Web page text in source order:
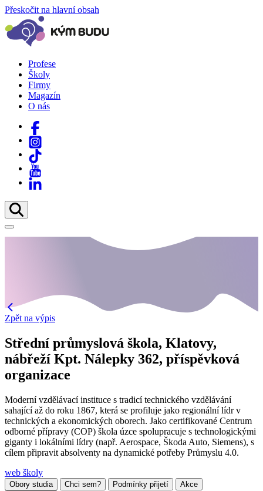
Přeskočit na hlavní obsah
Profese
Školy
Firmy
Magazín
O nás
Zpět na výpis
Střední průmyslová škola, Klatovy,
nábřeží Kpt. Nálepky 362, příspěvková
organizace
Moderní vzdělávací instituce s tradicí technického vzdělávání
sahající až do roku 1867, která se profiluje jako regionální lídr v
technických a ekonomických oborech. Jako certifikované Centrum
odborné přípravy (COP) škola úzce spolupracuje s technologickými
giganty i lokálními lídry (např. Aerospace, Škoda Auto, Siemens), s
cílem připravit absolventy na dynamické potřeby Průmyslu 4.0.
web školy
Obory studia Chci sem? Podmínky přijetí
Akce